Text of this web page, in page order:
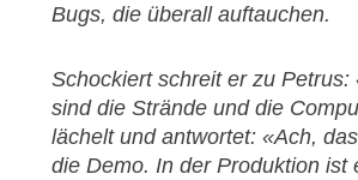
Bugs, die überall auftauchen.
Schockiert schreit er zu
sind die Strände und die
lächelt und antwortet: «Ach,
die Demo. In der Produktion ist